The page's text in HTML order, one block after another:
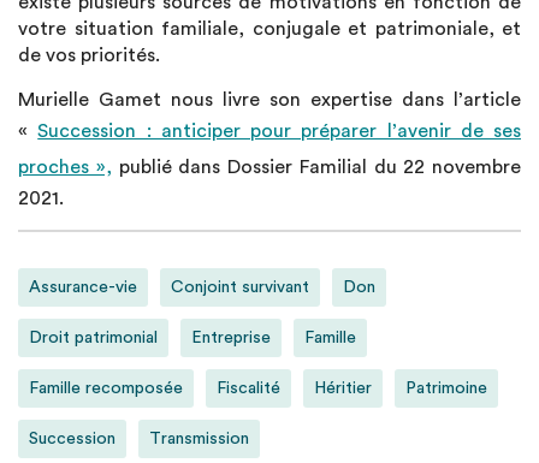
votre situation familiale, conjugale et patrimoniale, et
de vos priorités.
Murielle Gamet nous livre son expertise dans l’article
«Succession : anticiper pour préparer l’avenir de ses
proches », publié dans Dossier Familial du 22 novembre
2021.
Assurance-vie Conjoint survivant Don
Droit patrimonial Entreprise Famille
Famille recomposée Fiscalité Héritier Patrimoine
Succession Transmission